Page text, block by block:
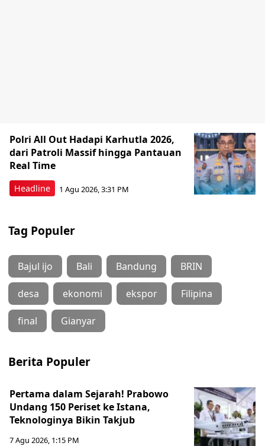
Headline
Polri All Out Hadapi Karhutla 2026,
dari Patroli Massif hingga Pantauan
Real Time
1 Agu 2026, 3:31 PM
Tag Populer
Bajul ijo Bali Bandung BRIN
desa ekonomi ekspor Filipina
final Gianyar
Berita Populer
Pertama dalam Sejarah! Prabowo
Undang 150 Periset ke Istana,
Teknologinya Bikin Takjub
7 Agu 2026, 1:15 PM